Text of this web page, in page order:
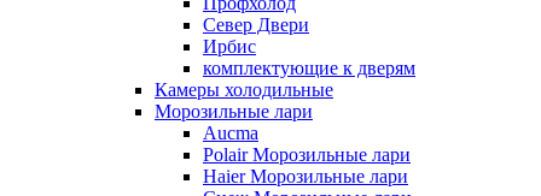
Север Двери
Ирбис
комплектующие к дверям
Камеры холодильные
Морозильные лари
Aucma
Polair Морозильные лари
Haier Морозильные лари